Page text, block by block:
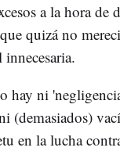
a la hora de
quizá no
hay ni
(demasiados)
en la lucha